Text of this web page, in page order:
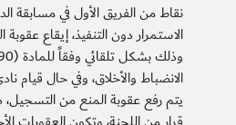
نقاط من الفريق الأول في مسابقة
الاستمرار دون التنفيذ، إيقاع عقوبة
الانضباط والأخلاق، وفي حال قيام
يتم رفع عقوبة المنع من التسجيل،